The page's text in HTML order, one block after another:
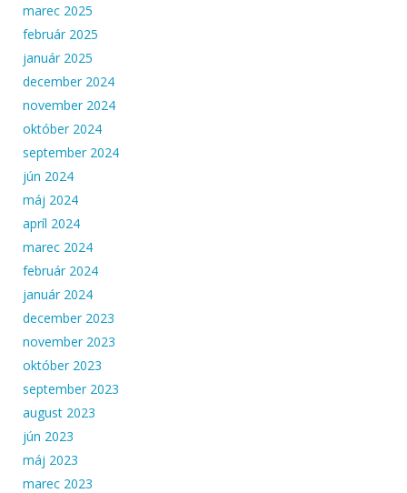
marec 2025
február 2025
január 2025
december 2024
november 2024
október 2024
september 2024
jún 2024
máj 2024
apríl 2024
marec 2024
február 2024
január 2024
december 2023
november 2023
október 2023
september 2023
august 2023
jún 2023
máj 2023
marec 2023